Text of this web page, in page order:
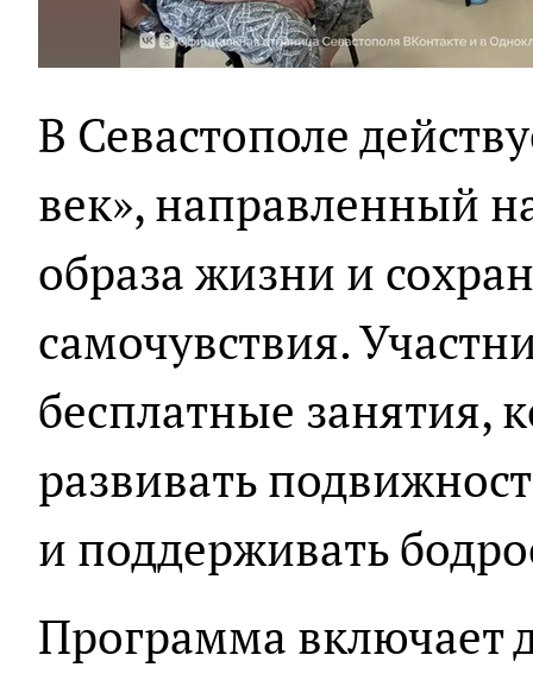
В Севастополе
век», направленный
образа жизни и
самочувствия.
бесплатные занятия,
развивать
и поддерживать
Программа включает